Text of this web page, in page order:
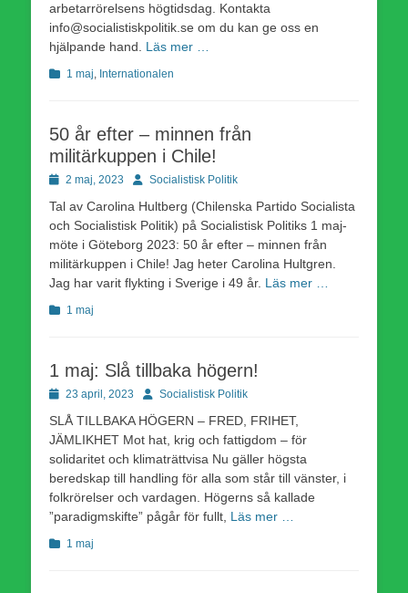
arbetarrörelsens högtidsdag. Kontakta
info@socialistiskpolitik.se om du kan ge oss en
hjälpande hand. Läs mer …
Kategorier
1 maj, Internationalen
50 år efter – minnen från
militärkuppen i Chile!
Publicerad
2 maj, 2023 Författare
Socialistisk Politik
Tal av Carolina Hultberg (Chilenska Partido Socialista
och Socialistisk Politik) på Socialistisk Politiks 1 maj-
möte i Göteborg 2023: 50 år efter – minnen från
militärkuppen i Chile! Jag heter Carolina Hultgren.
Jag har varit flykting i Sverige i 49 år. Läs mer …
Kategorier
1 maj
1 maj: Slå tillbaka högern!
Publicerad
23 april, 2023 Författare
Socialistisk Politik
SLÅ TILLBAKA HÖGERN – FRED, FRIHET,
JÄMLIKHET Mot hat, krig och fattigdom – för
solidaritet och klimaträttvisa Nu gäller högsta
beredskap till handling för alla som står till vänster, i
folkrörelser och vardagen. Högerns så kallade
”paradigmskifte” pågår för fullt, Läs mer …
Kategorier
1 maj